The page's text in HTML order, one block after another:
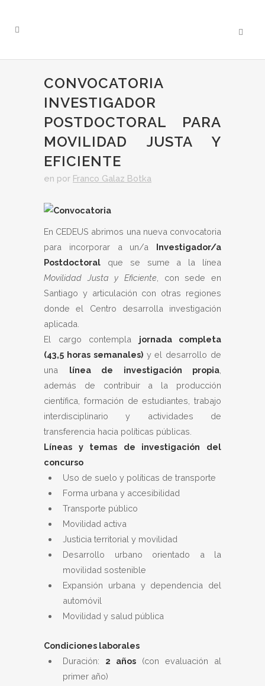
CONVOCATORIA
INVESTIGADOR
POSTDOCTORAL PARA
MOVILIDAD JUSTA Y
EFICIENTE
en por Franco Galaz Botka
En CEDEUS abrimos una nueva convocatoria
para incorporar a un/a Investigador/a
Postdoctoral que se sume a la línea
Movilidad Justa y Eficiente , con sede en
Santiago y articulación con otras regiones
donde el Centro desarrolla investigación
aplicada.
El cargo contempla jornada completa
(43,5 horas semanales)y el desarrollo de
una línea de investigación propia
además de contribuir a la producción
científica, formación de estudiantes, trabajo
interdisciplinario y actividades de
transferencia hacia políticas públicas.
Líneas y temas de investigación del
concurso
Uso de suelo y políticas de transporte
Forma urbana y accesibilidad
Transporte público
Movilidad activa
Justicia territorial y movilidad
Desarrollo urbano orientado a la
movilidad sostenible
Expansión urbana y dependencia del
automóvil
Movilidad y salud pública
Condiciones laborales
Duración: 2 años (con evaluación al
primer año)